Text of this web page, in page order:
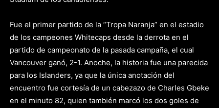
Fue el primer partido de la “Tropa Naranja” en el estadio
de los campeones Whitecaps desde la derrota en el
partido de campeonato de la pasada campaña, el cual
Vancouver ganó, 2-1. Anoche, la historia fue una parecida
para los Islanders, ya que la única anotación del
encuentro fue cortesía de un cabezazo de Charles Gbeke
en el minuto 82, quien también marcó los dos goles de